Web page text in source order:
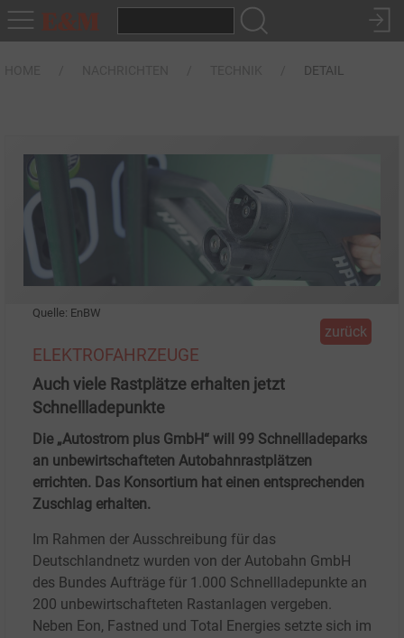
DETAIL
Quelle: EnBW
zurück
ELEKTROFAHRZEUGE
Auch viele Rastplätze erhalten jetzt
Schnellladepunkte
Die „Autostrom plus GmbH“ will 99 Schnellladeparks
an unbewirtschafteten Autobahnrastplätzen
errichten. Das Konsortium hat einen entsprechenden
Zuschlag erhalten.
Im Rahmen der Ausschreibung für das
Deutschlandnetz wurden von der Autobahn GmbH
des Bundes Aufträge für 1.000 Schnellladepunkte an
200 unbewirtschafteten Rastanlagen vergeben.
Neben Eon, Fastned und Total Energies setzte sich im